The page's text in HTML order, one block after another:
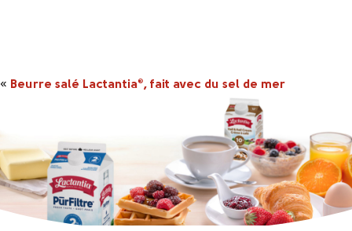
« Beurre salé Lactantia®, fait avec du sel de mer